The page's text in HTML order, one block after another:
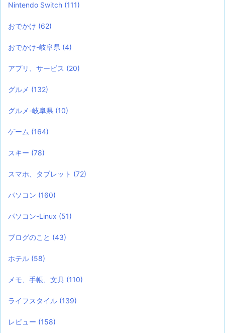
Nintendo Switch (111)
おでかけ (62)
おでかけ-岐阜県 (4)
アプリ、サービス (20)
グルメ (132)
グルメ-岐阜県 (10)
ゲーム (164)
スキー (78)
スマホ、タブレット (72)
パソコン (160)
パソコン-Linux (51)
ブログのこと (43)
ホテル (58)
メモ、手帳、文具 (110)
ライフスタイル (139)
レビュー (158)